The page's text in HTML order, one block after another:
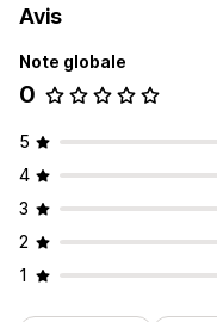
Avis
Note globale
0
5
4
3
2
1